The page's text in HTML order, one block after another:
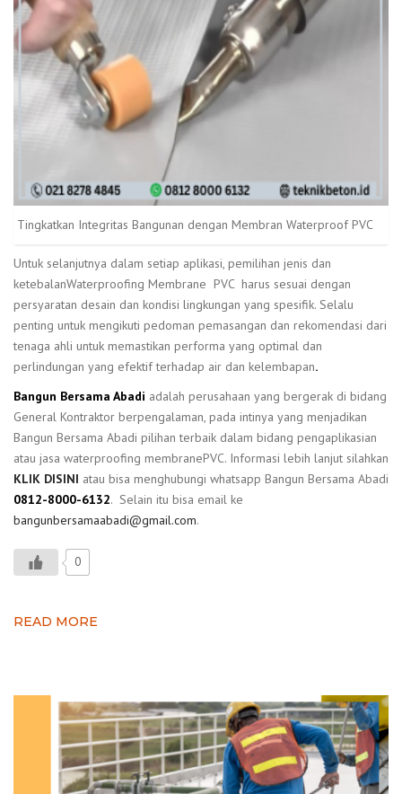
Tingkatkan Integritas Bangunan dengan Membran Waterproof PVC
Untuk selanjutnya dalam setiap aplikasi, pemilihan jenis dan
ketebalanWaterproofing Membrane PVC harus sesuai dengan
persyaratan desain dan kondisi lingkungan yang spesifik. Selalu
penting untuk mengikuti pedoman pemasangan dan rekomendasi dari
tenaga ahli untuk memastikan performa yang optimal dan
perlindungan yang efektif terhadap air dan kelembapan.
Bangun Bersama Abadi adalah perusahaan yang bergerak di bidang
General Kontraktor berpengalaman, pada intinya yang menjadikan
Bangun Bersama Abadi pilihan terbaik dalam bidang pengaplikasian
atau jasa waterproofing membranePVC. Informasi lebih lanjut silahkan
KLIK DISINI atau bisa menghubungi whatsapp Bangun Bersama Abadi
0812-8000-6132. Selain itu bisa email ke
bangunbersamaabadi@gmail.com.
0
READ MORE